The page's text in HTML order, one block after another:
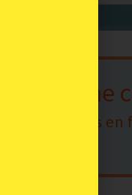
sélectionnées